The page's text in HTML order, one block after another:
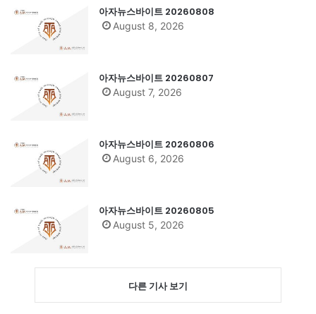
아자뉴스바이트 20260808
August 8, 2026
아자뉴스바이트 20260807
August 7, 2026
아자뉴스바이트 20260806
August 6, 2026
아자뉴스바이트 20260805
August 5, 2026
다른 기사 보기